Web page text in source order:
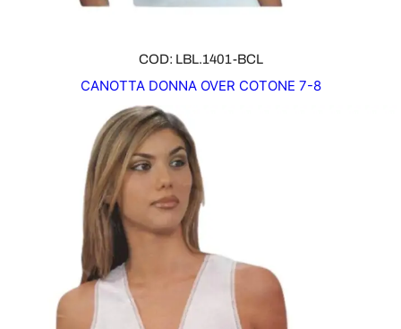
COD: LBL.1401-BCL
CANOTTA DONNA OVER COTONE 7-8